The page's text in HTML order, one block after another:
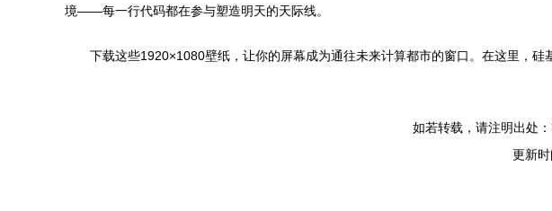
境——每一行代码都在参与塑造明天的天际线。
下载这些1920×1080壁纸，让你的屏幕成为通往未来计算都市的窗口。在这里，
如若转载，请注明出处
更新